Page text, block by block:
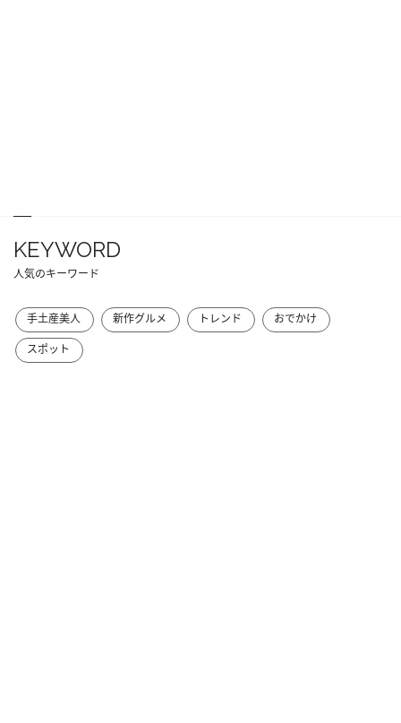
KEYWORD
人気のキーワード
手土産美人 新作グルメ トレンド
おでかけ
スポット